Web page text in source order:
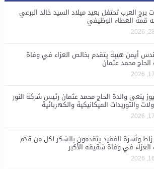
برج العرب تحتفل بعيد ميلاد السيد خالد البرعي
قمة العطاء الوظيفي
أيمن هيبة يتقدم بخالص العزاء في وفاة
الحاج محمد عثمان
ينعى والدة الحاج محمد عثمان رئيس شركة النور
والتوريدات الميكانيكية والكهربائية
وأسرة الفقيد يتقدمون بالشكر لكل من قدّم
في وفاة شقيقه الأكبر